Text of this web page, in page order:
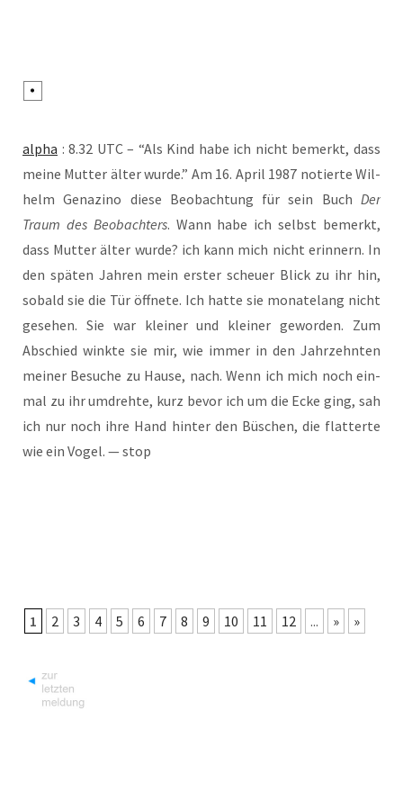
alpha : 8.32 UTC – “Als Kind habe ich nicht bemerkt, dass
mei­ne Mut­ter älter wur­de.” Am 16. April 1987 notier­te Wil­
helm Gen­a­zi­no die­se Beob­ach­tung für sein Buch Der
Traum des Beob­ach­ters. Wann habe ich selbst bemerkt,
dass Mut­ter älter wur­de? ich kann mich nicht erin­nern. In
den spä­ten Jah­ren mein ers­ter scheu­er Blick zu ihr hin,
sobald sie die Tür öff­ne­te. Ich hat­te sie mona­te­lang nicht
gese­hen. Sie war klei­ner und klei­ner gewor­den. Zum
Abschied wink­te sie mir, wie immer in den Jahr­zehn­ten
mei­ner Besu­che zu Hau­se, nach. Wenn ich mich noch ein­
mal zu ihr umdreh­te, kurz bevor ich um die Ecke ging, sah
ich nur noch ihre Hand hin­ter den Büschen, die flat­ter­te
wie ein Vogel. — stop
1 2 3 4 5 6 7 8 9 10 11 12 ... » »